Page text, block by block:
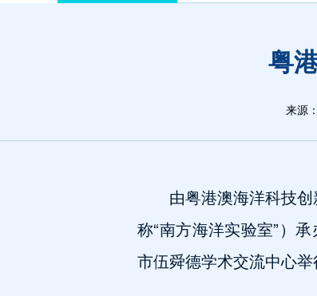
粤
来源：
由粤港澳海洋科技
称“南方海洋实验室”）
市伍舜德学术交流中心举